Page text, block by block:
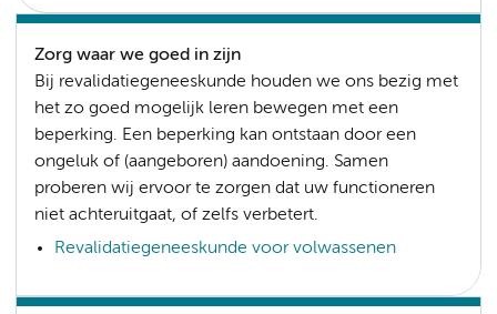
Zorg waar we goed in zijn
Bij revalidatiegeneeskunde houden we ons bezig met
het zo goed mogelijk leren bewegen met een
beperking. Een beperking kan ontstaan door een
ongeluk of (aangeboren) aandoening. Samen
proberen wij ervoor te zorgen dat uw functioneren
niet achteruitgaat, of zelfs verbetert.
Revalidatiegeneeskunde voor volwassenen